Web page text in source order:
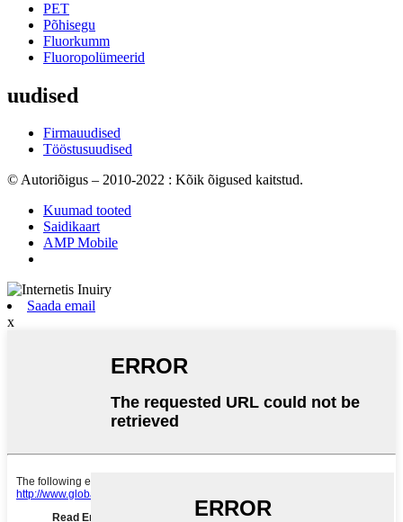
PET
Põhisegu
Fluorkumm
Fluoropolümeerid
uudised
Firmauudised
Tööstusuudised
© Autoriõigus – 2010-2022 : Kõik õigused kaitstud.
Kuumad tooted
Saidikaart
AMP Mobile
Saada email
x